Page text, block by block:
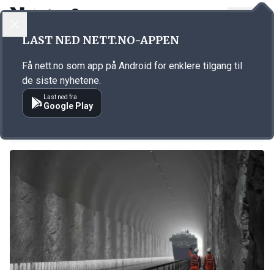
Emne: KrF
KORT FORTALT
KrF vil kutte i staten i sitt budsjett
LAST NED NETT.NO-APPEN
Få nett.no som app på Android for enklere tilgang til
de siste nyhetene.
Last ned fra
Google Play